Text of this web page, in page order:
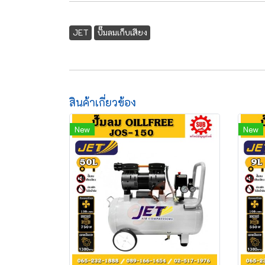
JET ปั๊มลมเก็บเสียง
สินค้าเกี่ยวข้อง
New New